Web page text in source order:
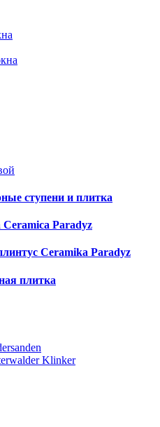
ступени и плитка
Paradyz
Ceramika Paradyz
плитка
Klinker